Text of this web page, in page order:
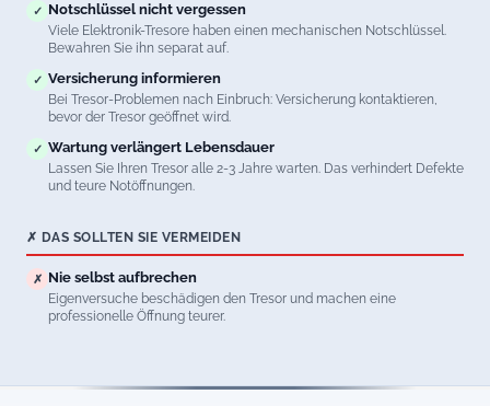
✓ Notschlüssel nicht vergessen
Viele Elektronik-Tresore haben einen mechanischen Notschlüssel.
Bewahren Sie ihn separat auf.
✓ Versicherung informieren
Bei Tresor-Problemen nach Einbruch: Versicherung kontaktieren,
bevor der Tresor geöffnet wird.
✓ Wartung verlängert Lebensdauer
Lassen Sie Ihren Tresor alle 2-3 Jahre warten. Das verhindert Defekte
und teure Notöffnungen.
✗ DAS SOLLTEN SIE VERMEIDEN
✗ Nie selbst aufbrechen
Eigenversuche beschädigen den Tresor und machen eine
professionelle Öffnung teurer.